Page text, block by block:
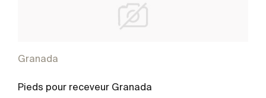
Granada
Pieds pour receveur Granada